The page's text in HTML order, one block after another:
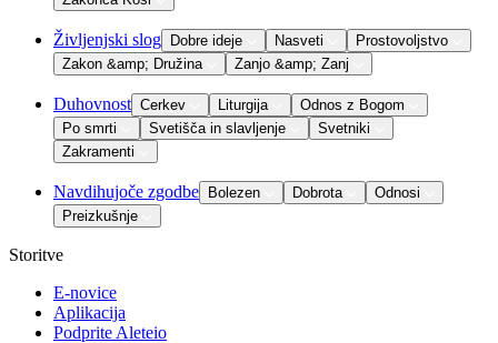
Življenjski slog Dobre ideje Nasveti
Prostovoljstvo
Zakon &amp; Družina
Zanjo &amp; Zanj
Duhovnost Cerkev Liturgija
Odnos z Bogom
Po smrti
Svetišča in slavljenje
Svetniki
Zakramenti
Navdihujoče zgodbe Bolezen Dobrota
Odnosi
Preizkušnje
Storitve
E-novice
Aplikacija
Podprite Aleteio